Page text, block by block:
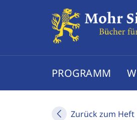
PROGRAMM
Zurück zum Heft